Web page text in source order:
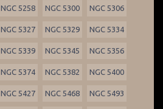
NGC 5258 NGC 5300 NGC 5306
NGC 5327 NGC 5329 NGC 5334
NGC 5339 NGC 5345 NGC 5356
NGC 5374 NGC 5382 NGC 5400
NGC 5427 NGC 5468 NGC 5493